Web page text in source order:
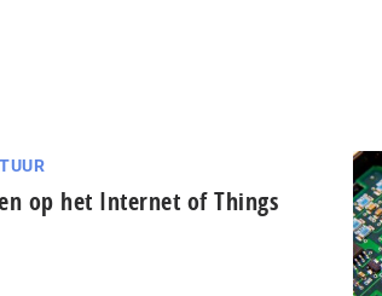
op het Internet of Things